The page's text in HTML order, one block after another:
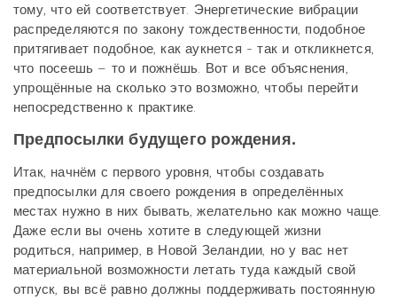
тому, что ей соответствует. Энергетические вибрации
распределяются по закону тождественности, подобное
притягивает подобное, как аукнется - так и откликнется,
что посеешь – то и пожнёшь. Вот и все объяснения,
упрощённые на сколько это возможно, чтобы перейти
непосредственно к практике.
Предпосылки будущего рождения.
Итак, начнём с первого уровня, чтобы создавать
предпосылки для своего рождения в определённых
местах нужно в них бывать, желательно как можно чаще.
Даже если вы очень хотите в следующей жизни
родиться, например, в Новой Зеландии, но у вас нет
материальной возможности летать туда каждый свой
отпуск, вы всё равно должны поддерживать постоянную